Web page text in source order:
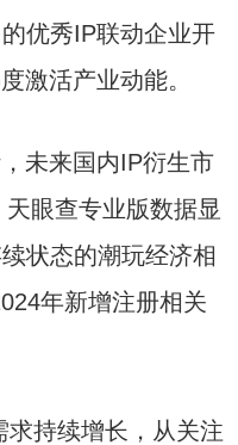
优秀IP联动企业开
激活产业动能。
未来国内IP衍生市
眼查专业版数据显
状态的潮玩经济相
年新增注册相关
求持续增长，从关注